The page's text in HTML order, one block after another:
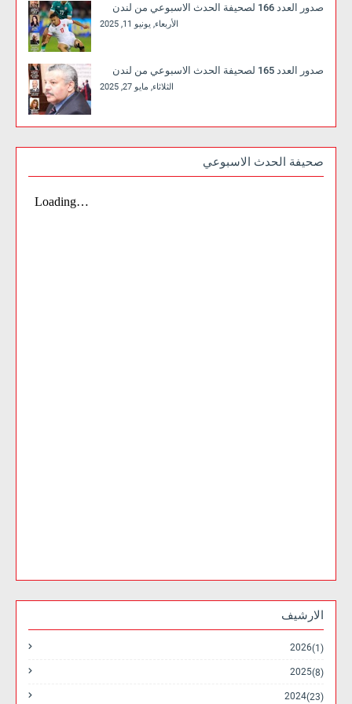
صدور العدد 166 لصحيفة الحدث الاسبوعي من لندن
الأربعاء, يونيو 11, 2025
صدور العدد 165 لصحيفة الحدث الاسبوعي من لندن
الثلاثاء, مايو 27, 2025
صحيفة الحدث الاسبوعي
الارشيف
2026 (1)
2025 (8)
2024 (23)